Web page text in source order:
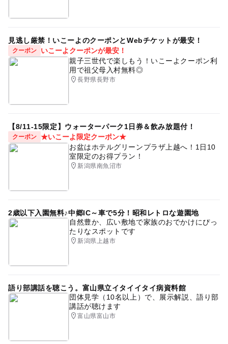
見逃し厳禁！いこーよのクーポンとWebチケットが最安！
クーポン
いこーよクーポンが最安！
親子三世代で楽しもう！いこーよクーポン利
用で祖父母入村無料◎
長野県長野市
【8/11-15限定】ウォーターパーク1日券＆飲み放題付！
クーポン ★いこーよ限定クーポン★
お盆はホテルグリーンプラザ上越へ！1日10
室限定のお得プラン！
新潟県南魚沼市
2歳以下入園無料♪中郷IC～車で5分！昭和レトロな遊園地
自然豊か、広い敷地で家族のおでかけにぴっ
たりなスポットです
新潟県上越市
語り部講話を聴こう。富山県立イタイイタイ病資料館
団体見学（10名以上）で、展示解説、語り部
講話が聴けます
富山県富山市